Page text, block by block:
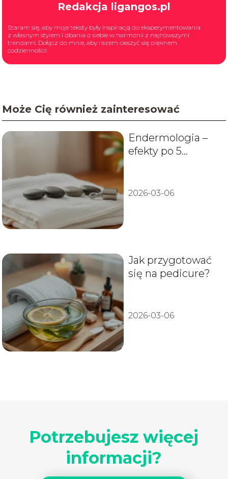
Redakcja ligangos.pl
Staram się, aby moje teksty były inspiracją do eksperymentowania
z własnym stylem i dbania o siebie w harmonii z najnowszymi
trendami. Dołącz do mnie, aby razem cieszyć się pięknem
codzienności!
Może Cię również zainteresować
Endermologia –
efekty po 5
2026-03-06
Jak przygotować
się na pedicure?
2026-03-06
Potrzebujesz więcej
informacji?